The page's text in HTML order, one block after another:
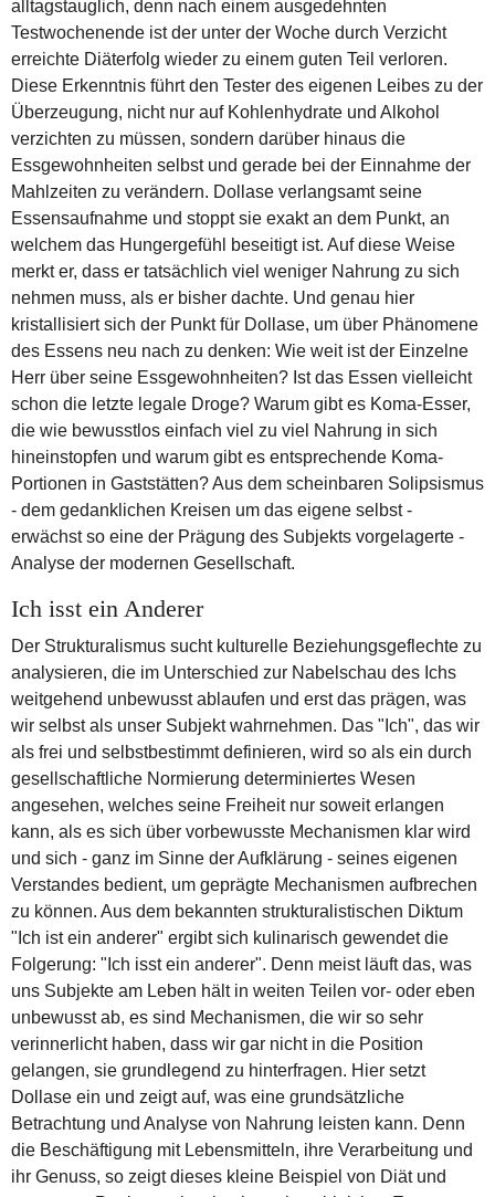
alltagstauglich, denn nach einem ausgedehnten
Testwochenende ist der unter der Woche durch Verzicht
erreichte Diäterfolg wieder zu einem guten Teil verloren.
Diese Erkenntnis führt den Tester des eigenen Leibes zu der
Überzeugung, nicht nur auf Kohlenhydrate und Alkohol
verzichten zu müssen, sondern darüber hinaus die
Essgewohnheiten selbst und gerade bei der Einnahme der
Mahlzeiten zu verändern. Dollase verlangsamt seine
Essensaufnahme und stoppt sie exakt an dem Punkt, an
welchem das Hungergefühl beseitigt ist. Auf diese Weise
merkt er, dass er tatsächlich viel weniger Nahrung zu sich
nehmen muss, als er bisher dachte. Und genau hier
kristallisiert sich der Punkt für Dollase, um über Phänomene
des Essens neu nach zu denken: Wie weit ist der Einzelne
Herr über seine Essgewohnheiten? Ist das Essen vielleicht
schon die letzte legale Droge? Warum gibt es Koma-Esser,
die wie bewusstlos einfach viel zu viel Nahrung in sich
hineinstopfen und warum gibt es entsprechende Koma-
Portionen in Gaststätten? Aus dem scheinbaren Solipsismus
- dem gedanklichen Kreisen um das eigene selbst -
erwächst so eine der Prägung des Subjekts vorgelagerte -
Analyse der modernen Gesellschaft.
Ich isst ein Anderer
Der Strukturalismus sucht kulturelle Beziehungsgeflechte zu
analysieren, die im Unterschied zur Nabelschau des Ichs
weitgehend unbewusst ablaufen und erst das prägen, was
wir selbst als unser Subjekt wahrnehmen. Das "Ich", das wir
als frei und selbstbestimmt definieren, wird so als ein durch
gesellschaftliche Normierung determiniertes Wesen
angesehen, welches seine Freiheit nur soweit erlangen
kann, als es sich über vorbewusste Mechanismen klar wird
und sich - ganz im Sinne der Aufklärung - seines eigenen
Verstandes bedient, um geprägte Mechanismen aufbrechen
zu können. Aus dem bekannten strukturalistischen Diktum
"Ich ist ein anderer" ergibt sich kulinarisch gewendet die
Folgerung: "Ich isst ein anderer". Denn meist läuft das, was
uns Subjekte am Leben hält in weiten Teilen vor- oder eben
unbewusst ab, es sind Mechanismen, die wir so sehr
verinnerlicht haben, dass wir gar nicht in die Position
gelangen, sie grundlegend zu hinterfragen. Hier setzt
Dollase ein und zeigt auf, was eine grundsätzliche
Betrachtung und Analyse von Nahrung leisten kann. Denn
die Beschäftigung mit Lebensmitteln, ihre Verarbeitung und
ihr Genuss, so zeigt dieses kleine Beispiel von Diät und